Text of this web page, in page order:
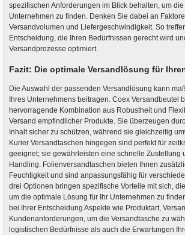
spezifischen Anforderungen im Blick behalten, um
Unternehmen zu finden. Denken Sie dabei an
Versandvolumen und Liefergeschwindigkeit. So
Entscheidung, die Ihren Bedürfnissen gerecht wird
Versandprozesse optimiert.
Fazit: Die optimale Versandlösung für
Die Auswahl der passenden Versandlösung kann
Ihres Unternehmens beitragen. Coex Versandbeutel
hervorragende Kombination aus Robustheit und
Versand empfindlicher Produkte. Sie überzeugen
Inhalt sicher zu schützen, während sie gleichzeitig
Kurier Versandtaschen hingegen sind perfekt für
geeignet; sie gewährleisten eine schnelle Zustellung
Handling. Folienversandtaschen bieten Ihnen
Feuchtigkeit und sind anpassungsfähig für
drei Optionen bringen spezifische Vorteile mit sich,
um die optimale Lösung für Ihr Unternehmen zu
bei Ihrer Entscheidung Aspekte wie Produktart,
Kundenanforderungen, um die Versandtasche zu
logistischen Bedürfnisse als auch die Erwartungen